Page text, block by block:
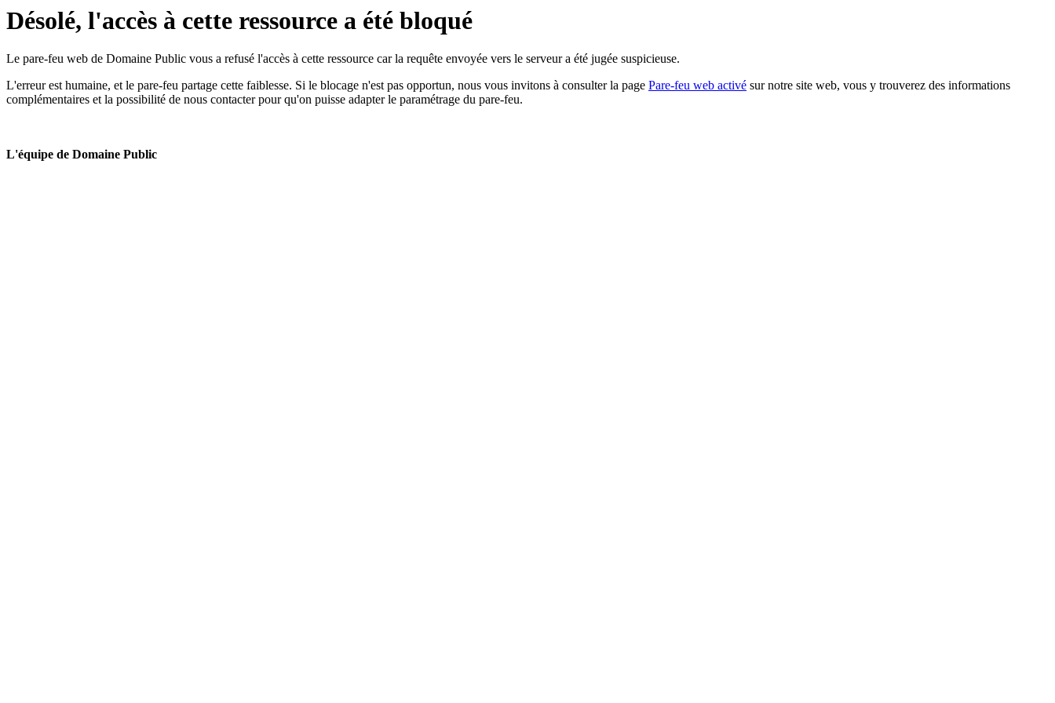
Désolé, l'accès à cette ressource a été bloqué
Le pare-feu web de Domaine Public vous a refusé l'accès à cette ressource car la requête envoyée vers le serveur a été jugée suspicieuse.
L'erreur est humaine, et le pare-feu partage cette faiblesse. Si le blocage n'est pas opportun, nous vous invitons à consulter la page Pare-feu web activé sur notre site web, vous y trouverez des informations
complémentaires et la possibilité de nous contacter pour qu'on puisse adapter le paramétrage du pare-feu.
L'équipe de Domaine Public